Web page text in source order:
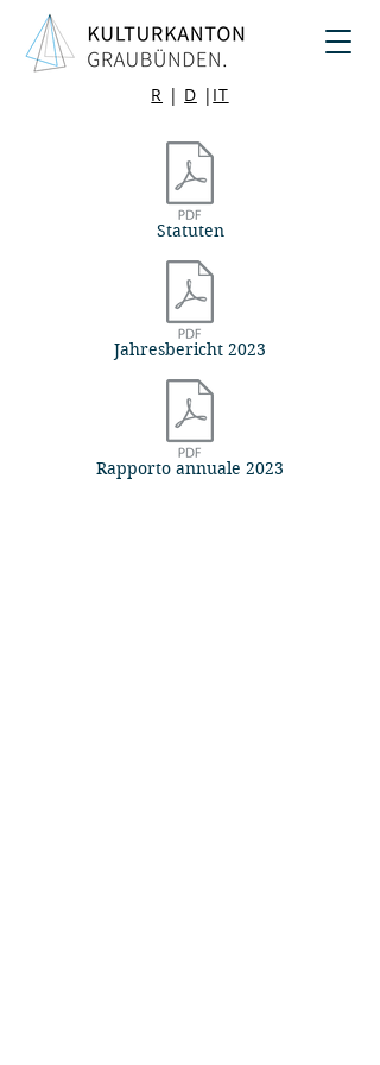
R | D | IT
Statuten
Jahresbericht 2023
Rapporto annuale 2023